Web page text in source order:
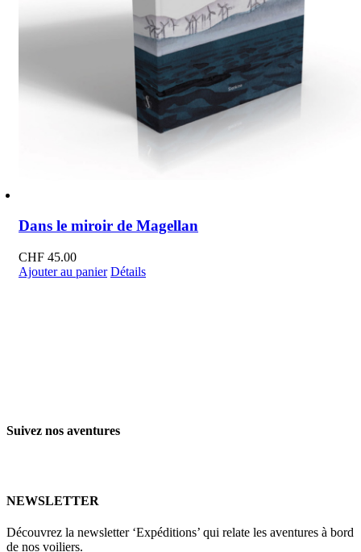
Dans le miroir de Magellan
CHF 45.00
Ajouter au panier Détails
Suivez nos aventures
NEWSLETTER
Découvrez la newsletter ‘Expéditions’ qui relate les aventures à bord
de nos voiliers.